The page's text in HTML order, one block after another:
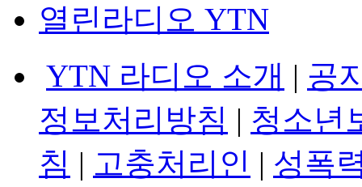
열린라디오 YTN
YTN 라디오 소개 | 공
정보처리방침 | 청소년
침 | 고충처리인 | 성폭